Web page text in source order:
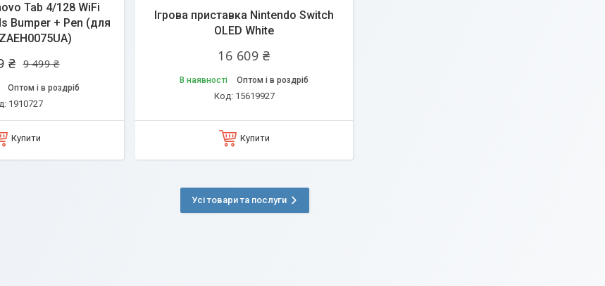
Tab 4/128 WiFi
Bumper + Pen (для
9 499 ₴
₴
Оптом і в роздріб
1910727
Купити
Ігрова приставка Nintendo Switch
OLED White
16 609 ₴
В наявності Оптом і в роздріб
15619927
Купити
Усі товари та послуги